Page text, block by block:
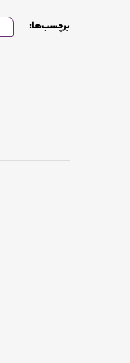
برچسب‌ها: